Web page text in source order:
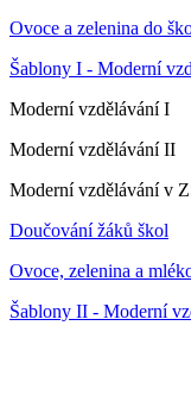
Ovoce a zelenina do
Šablony I - Moderní
Moderní vzdělávání I
Moderní vzdělávání II
Moderní vzdělávání v
Doučování žáků škol
Ovoce, zelenina a
Šablony II - Moderní